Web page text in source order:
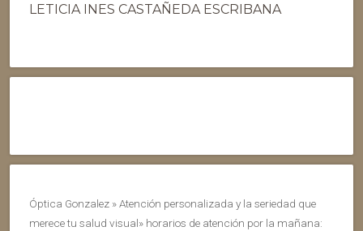
LETICIA INES CASTAÑEDA ESCRIBANA
Óptica Gonzalez » Atención personalizada y la seriedad que
merece tu salud visual» horarios de atención por la mañana: